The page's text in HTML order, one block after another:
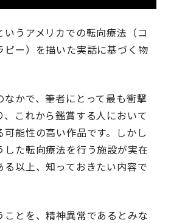
うアメリカでの転向療法（コ
ピー）を描いた実話に基づく物
かで、筆者にとって最も衝撃
これから鑑賞する人において
能性の高い作品です。しかし
した転向療法を行う施設が実在
る以上、知っておきたい内容で
ことを、精神異常であるとみな